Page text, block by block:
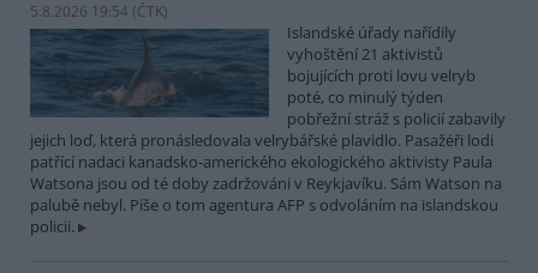
5.8.2026 19:54 (ČTK)
Islandské úřady nařídily
vyhoštění 21 aktivistů
bojujících proti lovu velryb
poté, co minulý týden
pobřežní stráž s policií zabavily
jejich loď, která pronásledovala velrybářské plavidlo. Pasažéři lodi
patřící nadaci kanadsko-amerického ekologického aktivisty Paula
Watsona jsou od té doby zadržováni v Reykjavíku. Sám Watson na
palubě nebyl. Píše o tom agentura AFP s odvoláním na islandskou
policii.